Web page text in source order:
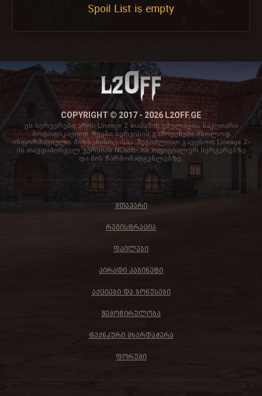
Spoil List is empty
COPYRIGHT © 2017 - 2026 L2OFF.GE
ეს სერვერები არის Lineage 2 თამაშის ემულაცია, საკუთარი
მოდიფიკაციით. ჩვენი სერვისის გამოყენება მხოლოდ
ინფორმაციული მიზნებისთვისაა. შეგიძლიათ გაეცნოთ Lineage 2-
ის თავდაპირველ ვერსიას NCsoft- ის ოფიციალურ სერვერებზე
და მის წარმომადგენლებზე.
ᲛᲗᲐᲕᲐᲠᲘ
ᲠᲔᲒᲘᲡᲢᲠᲐᲪᲘᲐ
ᲤᲐᲘᲚᲔᲑᲘ
ᲞᲘᲠᲐᲓᲘ ᲙᲐᲑᲘᲜᲔᲢᲘ
ᲐᲥᲪᲘᲔᲑᲘ ᲓᲐ ᲑᲝᲜᲣᲡᲔᲑᲘ
ᲨᲔᲛᲝᲬᲘᲠᲣᲚᲝᲑᲐ
ᲢᲔᲥᲜᲙᲣᲠᲘ ᲛᲮᲐᲠᲓᲐᲭᲔᲠᲐ
ᲤᲝᲠᲣᲛᲘ